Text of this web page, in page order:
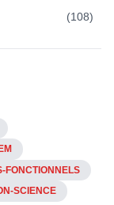
(108)
FONCTIONNELS
SCIENCE